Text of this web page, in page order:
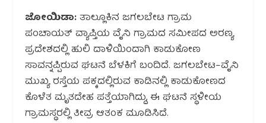
ಜೋಯಿಡಾ:ತಾಲ್ಲೂಕಿನ ಜಗಲಬೇಟ ಗ್ರಾಮ
ಪಂಚಾಯತ್ ವ್ಯಾಪ್ತಿಯ ವೈನಿ ಗ್ರಾಮದ ಸಮೀಪದ ಅರಣ್ಯ
ಪ್ರದೇಶದಲ್ಲಿ ಹುಲಿ ದಾಳಿಯಿಂದಾಗಿ ಕಾಡುಕೋಣ
ಸಾವನ್ನಪ್ಪಿರುವ ಘಟನೆ ಬೆಳಕಿಗೆ ಬಂದಿದೆ. ಜಗಲಬೇಟ–ವೈನಿ
ಮುಖ್ಯ ರಸ್ತೆಯ ಪಕ್ಕದಲ್ಲಿರುವ ಕಾಡಿನಲ್ಲಿ ಕಾಡುಕೋಣದ
ಕೊಳೆತ ಮೃತದೇಹ ಪತ್ತೆಯಾಗಿದ್ದು, ಈ ಘಟನೆ ಸ್ಥಳೀಯ
ಗ್ರಾಮಸ್ಥರಲ್ಲಿ ತೀವ್ರ ಆತಂಕ ಮೂಡಿಸಿದೆ.